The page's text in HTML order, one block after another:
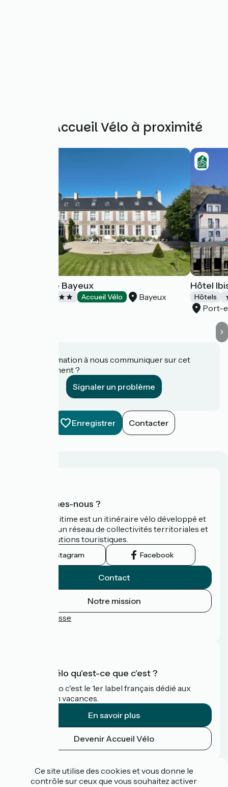
Autres Accueil Vélo à proximité
Domaine de Bayeux
Accueil Vélo Bayeux
Hôtel
Hôtels
Port-
Une information à nous communiquer sur cet
établissement ?
Signaler un problème
Enregistrer Contacter
Qui sommes-nous ?
La Vélomaritime est un itinéraire vélo développé et
promu par un réseau de collectivités territoriales et
leurs institutions touristiques.
Instagram Facebook
Contact
Notre mission
Espace Presse
Accueil Vélo qu'est-ce que c'est ?
Accueil Vélo c'est le 1er label français dédié aux
cyclistes en vacances.
En savoir plus
Devenir Accueil Vélo
Ce site utilise des cookies et vous donne le
contrôle sur ceux que vous souhaitez activer